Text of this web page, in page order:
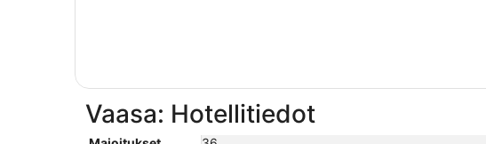
Vaasa: Hotellitiedot